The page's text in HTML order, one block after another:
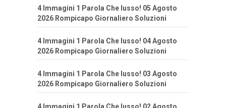
4 Immagini 1 Parola Che lusso! 05 Agosto
2026 Rompicapo Giornaliero Soluzioni
4 Immagini 1 Parola Che lusso! 04 Agosto
2026 Rompicapo Giornaliero Soluzioni
4 Immagini 1 Parola Che lusso! 03 Agosto
2026 Rompicapo Giornaliero Soluzioni